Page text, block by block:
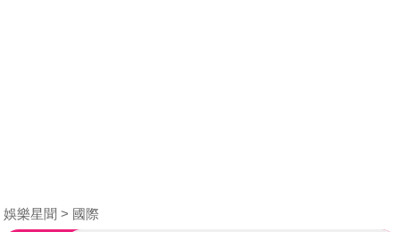
娛樂星聞 國際